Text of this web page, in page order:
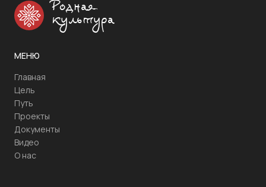
Родная
культура
МЕНЮ
Главная
Цель
Путь
Проекты
Документы
Видео
О нас